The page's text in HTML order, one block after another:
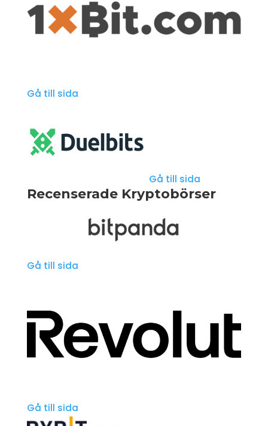
Gå till sida
Gå till sida
Recenserade Kryptobörser
Gå till sida
Gå till sida